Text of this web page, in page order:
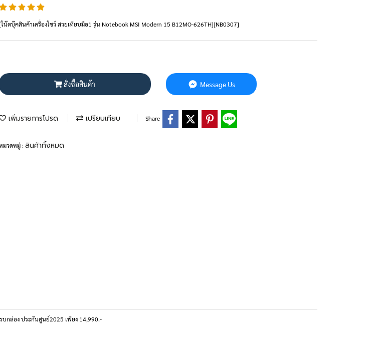
น๊ตบุ๊คสินค้าเครื่องโชว์ สวยเทียบมือ1 รุ่น Notebook MSI Modern 15 B12MO-626TH][NB0307]
สั่งซื้อสินค้า Message Us
เพิ่มรายการโปรด เปรียบเทียบ Share
มวดหมู่ :สินค้าทั้งหมด
บกล่อง ประกันศูนย์2025 เพียง 14,990.-